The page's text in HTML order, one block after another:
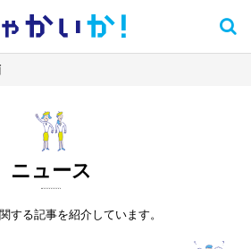
かい か！
ニュース
する記事を紹介しています。